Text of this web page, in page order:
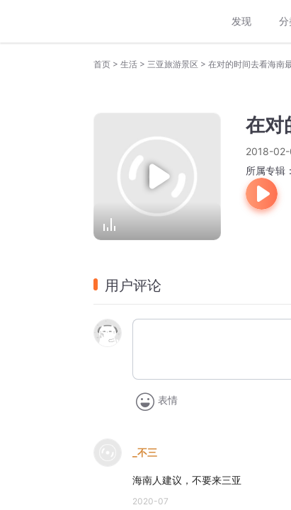
发现 分
首页 > 生活 > 三亚旅游景区 > 在对的时间去看海南
在对
2018-
所属专辑：
用户评论
表情
_不三
海南人建议，不要来三亚
2020-07